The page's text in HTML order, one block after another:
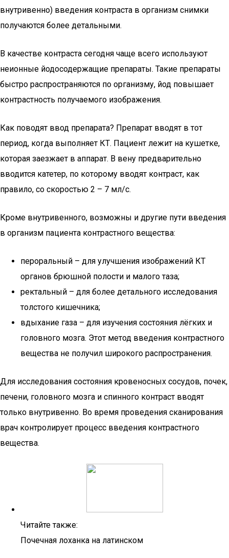
внутривенно) введения контраста в организм снимки
получаются более детальными.
В качестве контраста сегодня чаще всего используют
неионные йодосодержащие препараты. Такие препараты
быстро распространяются по организму, йод повышает
контрастность получаемого изображения.
Как поводят ввод препарата? Препарат вводят в тот
период, когда выполняет КТ. Пациент лежит на кушетке,
которая заезжает в аппарат. В вену предварительно
вводится катетер, по которому вводят контраст, как
правило, со скоростью 2 – 7 мл/с.
Кроме внутривенного, возможны и другие пути введения
в организм пациента контрастного вещества:
пероральный – для улучшения изображений КТ
органов брюшной полости и малого таза;
ректальный – для более детального исследования
толстого кишечника;
вдыхание газа – для изучения состояния лёгких и
головного мозга. Этот метод введения контрастного
вещества не получил широкого распространения.
Для исследования состояния кровеносных сосудов, почек,
печени, головного мозга и спинного контраст вводят
только внутривенно. Во время проведения сканирования
врач контролирует процесс введения контрастного
вещества.
Читайте также:
Почечная лоханка на латинском